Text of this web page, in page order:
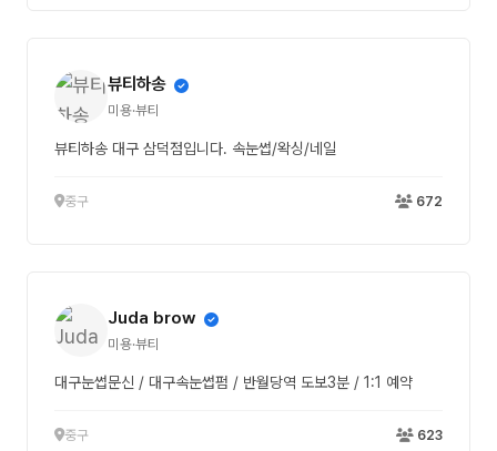
뷰티하송
미용·뷰티
뷰티하송 대구 삼덕점입니다. 속눈썹/왁싱/네일
중구 672
Juda brow
미용·뷰티
대구눈썹문신 / 대구속눈썹펌 / 반월당역 도보3분 / 1:1 예약
중구 623